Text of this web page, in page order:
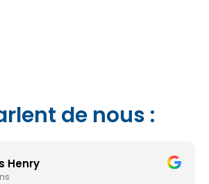
de nous :
Henry